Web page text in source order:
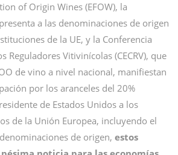
of Origin Wines (EFOW), la
a las denominaciones de origen
de la UE, y la Conferencia
Reguladores Vitivinícolas (CECRV), que
de vino a nivel nacional, manifiestan
por los aranceles del 20%
de Estados Unidos a los
de la Unión Europea, incluyendo el
de origen, estos